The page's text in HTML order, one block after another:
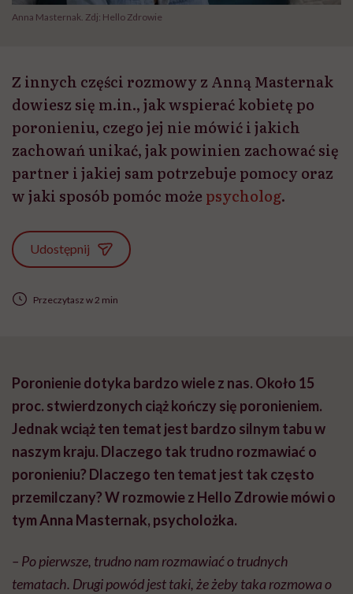
Anna Masternak. Zdj: Hello Zdrowie
Z innych części rozmowy z Anną Masternak
dowiesz się m.in., jak wspierać kobietę po
poronieniu, czego jej nie mówić i jakich
zachowań unikać, jak powinien zachować się
partner i jakiej sam potrzebuje pomocy oraz
w jaki sposób pomóc może psycholog.
Udostępnij
Przeczytasz w 2 min
Poronienie dotyka bardzo wiele z nas. Około 15
proc. stwierdzonych ciąż kończy się poronieniem.
Jednak wciąż ten temat jest bardzo silnym tabu w
naszym kraju. Dlaczego tak trudno rozmawiać o
poronieniu? Dlaczego ten temat jest tak często
przemilczany? W rozmowie z Hello Zdrowie mówi o
tym Anna Masternak, psycholożka.
– Po pierwsze, trudno nam rozmawiać o trudnych
tematach. Drugi powód jest taki, że żeby taka rozmowa o